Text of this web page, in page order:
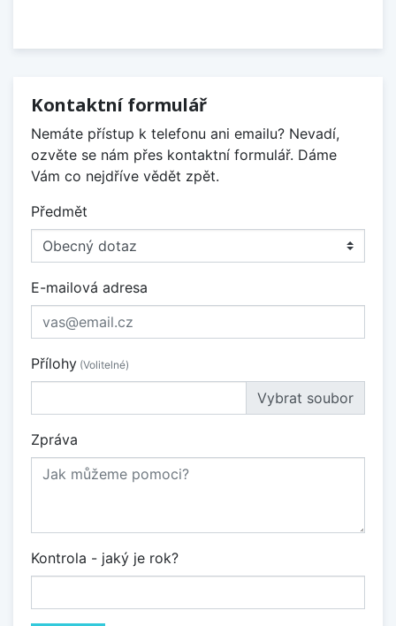
Kontaktní formulář
Nemáte přístup k telefonu ani emailu? Nevadí,
ozvěte se nám přes kontaktní formulář. Dáme
Vám co nejdříve vědět zpět.
Předmět
E-mailová adresa
Přílohy (Volitelné)
Zpráva
Kontrola - jaký je rok?